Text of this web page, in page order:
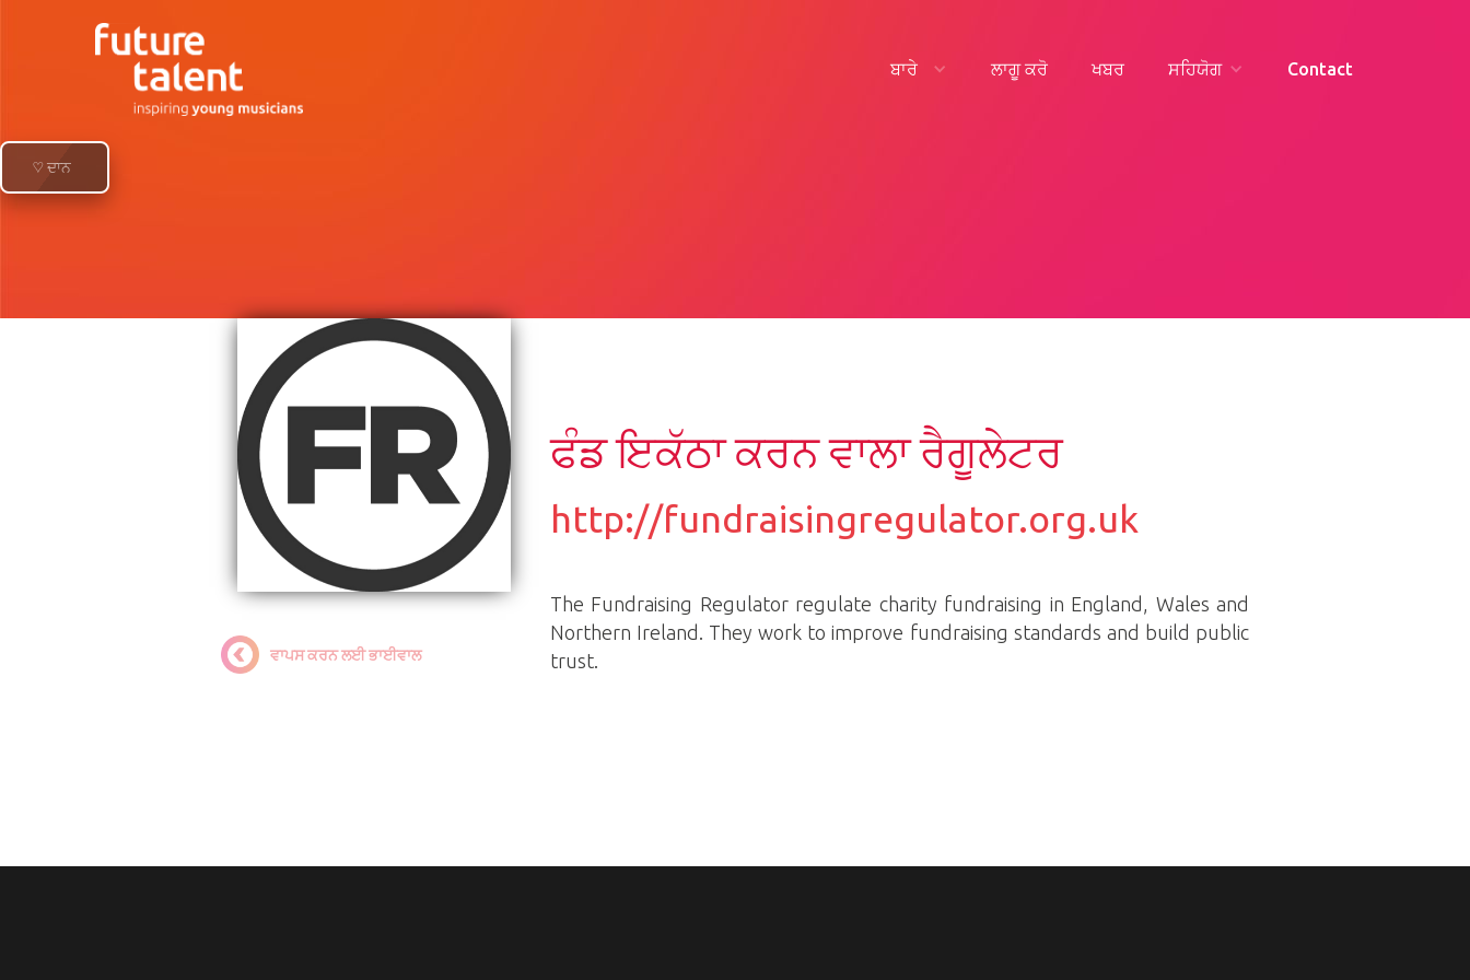
ਬਾਰੇ ਲਾਗੂ ਕਰੋ ਖਬਰ ਸਹਿਯੋਗ Contact
♡ ਦਾਨ
ਵਾਪਸ ਕਰਨ ਲਈ ਭਾਈਵਾਲ
ਫੰਡ ਇਕੱਠਾ ਕਰਨ ਵਾਲਾ ਰੈਗੂਲੇਟਰ
http://fundraisingregulator.org.uk
The Fundraising Regulator regulate charity fundraising in England, Wales and
Northern Ireland. They work to improve fundraising standards and build public
trust.